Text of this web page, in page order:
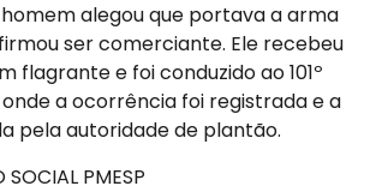
alegou que portava a arma
ser comerciante. Ele recebeu
flagrante e foi conduzido ao 101º
a ocorrência foi registrada e a
pela autoridade de plantão.
PMESP